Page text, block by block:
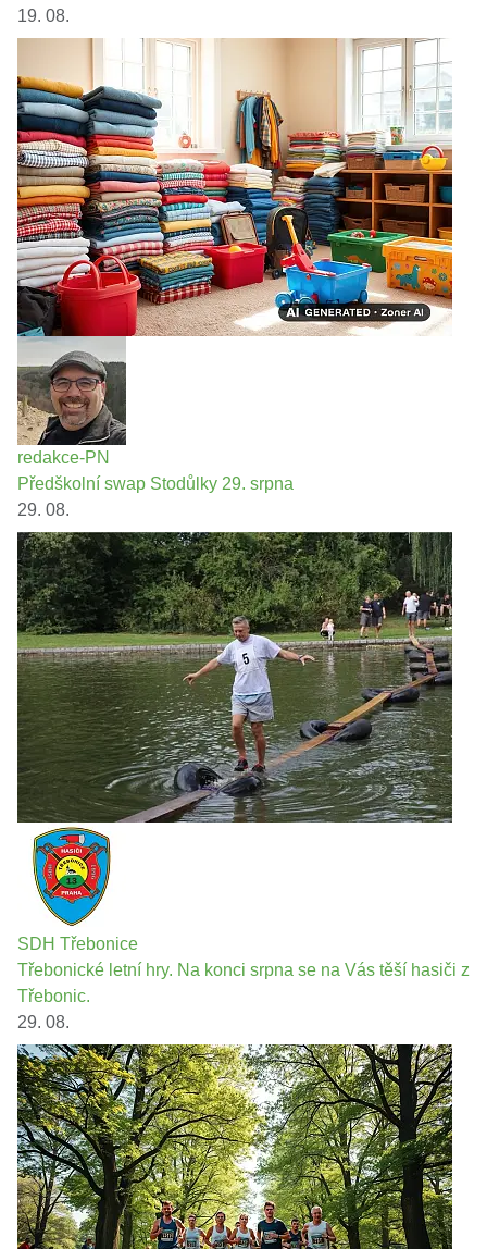
19. 08.
redakce-PN
Předškolní swap Stodůlky 29. srpna
29. 08.
SDH Třebonice
Třebonické letní hry. Na konci srpna se na Vás těší hasiči z
Třebonic.
29. 08.